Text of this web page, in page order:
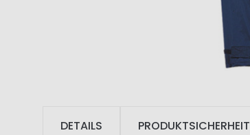
DETAILS PRODUKTSICHERHEIT